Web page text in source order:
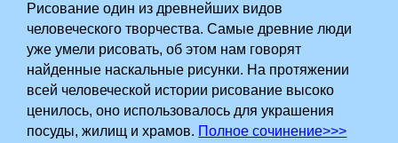
Рисование один из древнейших видов
человеческого творчества. Самые древние люди
уже умели рисовать, об этом нам говорят
найденные наскальные рисунки. На протяжении
всей человеческой истории рисование высоко
ценилось, оно использовалось для украшения
посуды, жилищ и храмов. Полное сочинение>>>